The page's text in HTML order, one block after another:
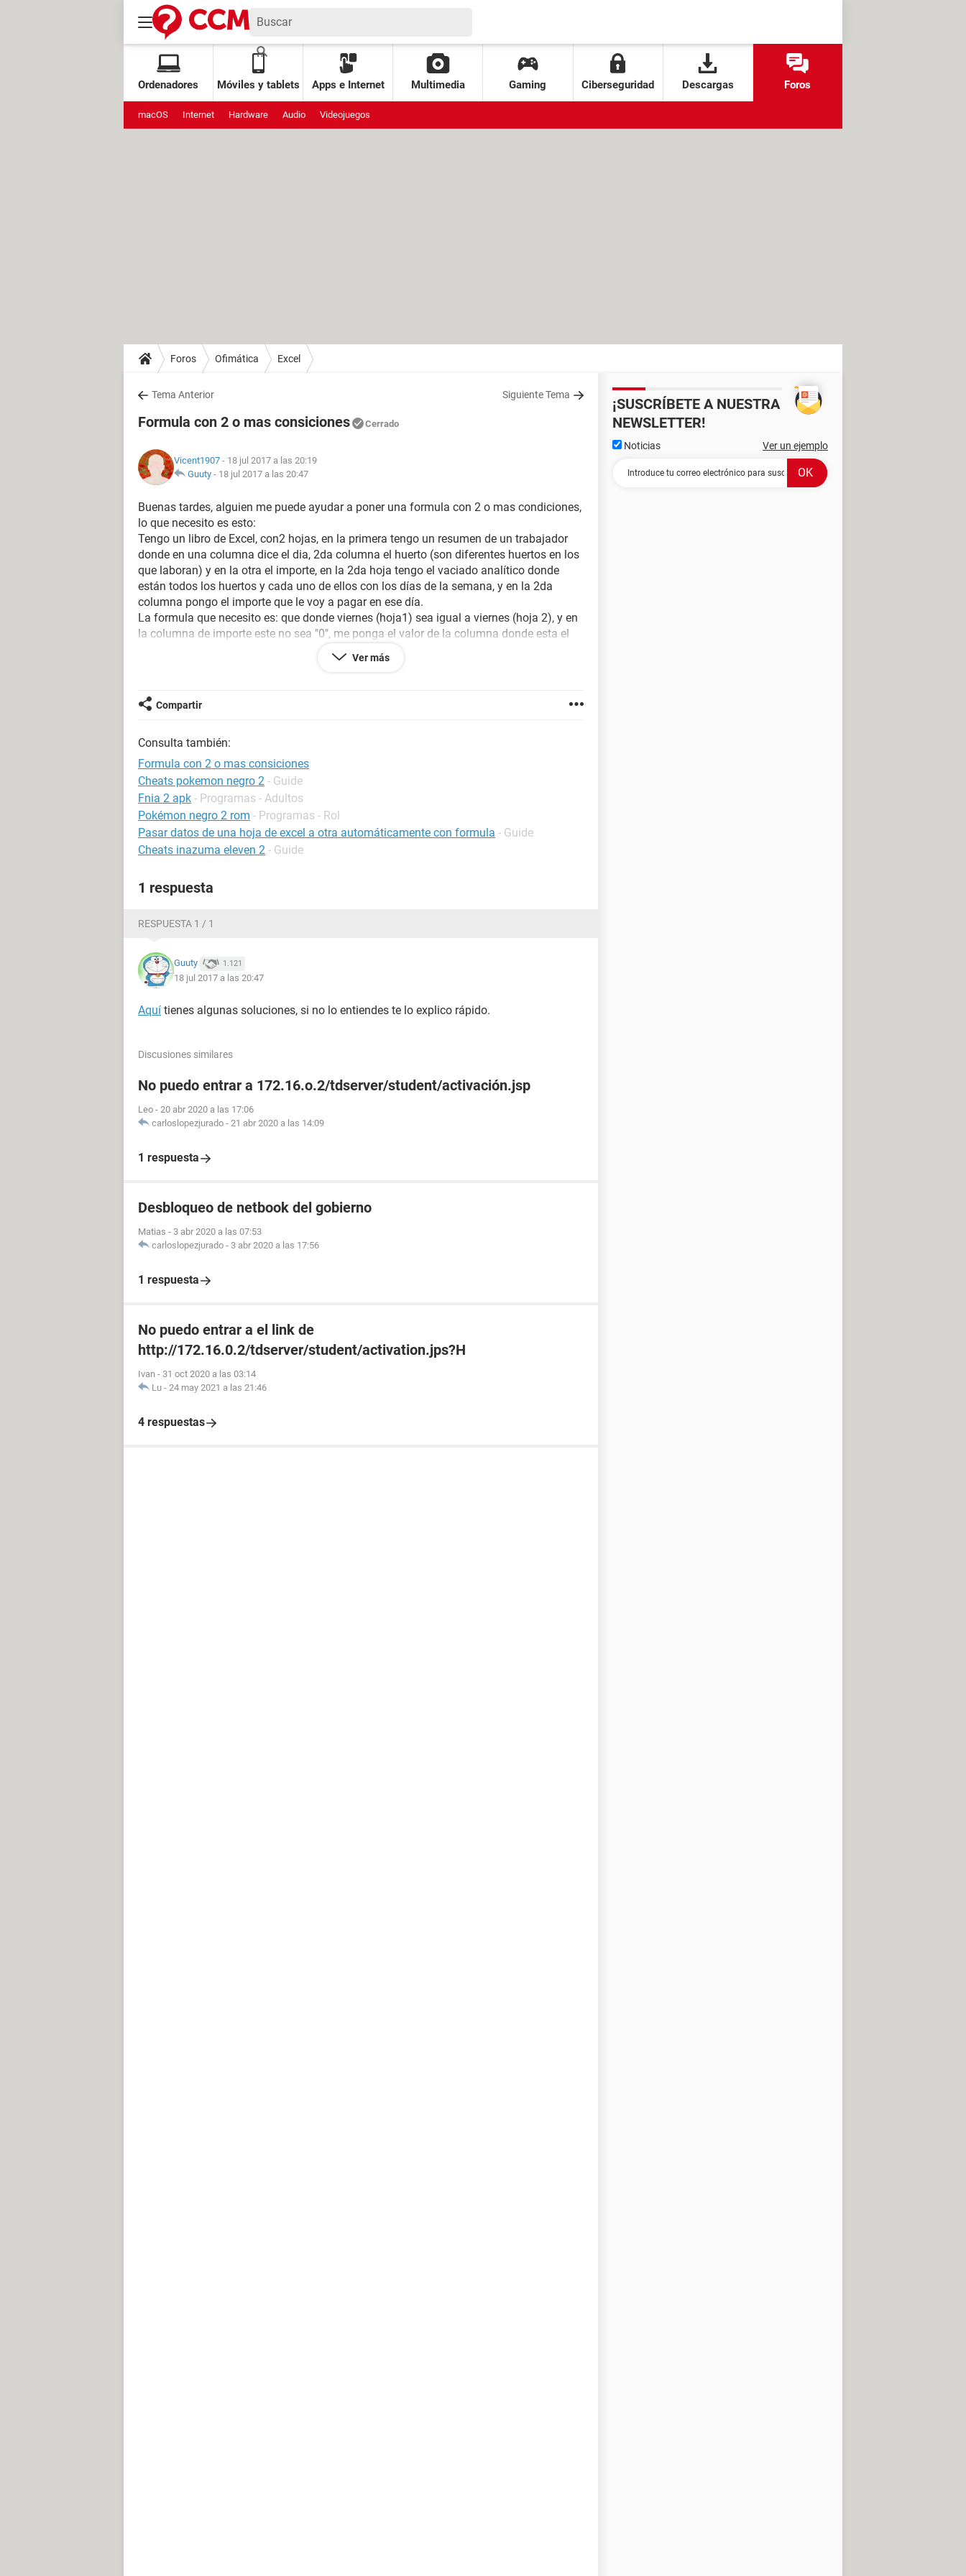
Ordenadores Móviles y tablets Apps e Internet Multimedia Gaming Ciberseguridad Descargas Foros
macOS Internet Hardware Audio Videojuegos
Foros Ofimática Excel
Tema Anterior Siguiente Tema
Formula con 2 o mas consiciones Cerrado
Vicent1907 - 18 jul 2017 a las 20:19
Guuty - 18 jul 2017 a las 20:47
Buenas tardes, alguien me puede ayudar a poner una formula con 2 o mas condiciones,
lo que necesito es esto:
Tengo un libro de Excel, con2 hojas, en la primera tengo un resumen de un trabajador
donde en una columna dice el dia, 2da columna el huerto (son diferentes huertos en los
que laboran) y en la otra el importe, en la 2da hoja tengo el vaciado analítico donde
están todos los huertos y cada uno de ellos con los días de la semana, y en la 2da
columna pongo el importe que le voy a pagar en ese día.
La formula que necesito es: que donde viernes (hoja1) sea igual a viernes (hoja 2), y en
la columna de importe este no sea "0", me ponga el valor de la columna donde esta el
Si alguien me puede apoyar se lo voy a agradecer.
Ver más
Compartir
Consulta también:
Formula con 2 o mas consiciones
Cheats pokemon negro 2 - Guide
Fnia 2 apk - Programas - Adultos
Pokémon negro 2 rom - Programas - Rol
Pasar datos de una hoja de excel a otra automáticamente con formula - Guide
Cheats inazuma eleven 2 - Guide
1 respuesta
RESPUESTA 1 / 1
Guuty 1.121
18 jul 2017 a las 20:47
Aquí tienes algunas soluciones, si no lo entiendes te lo explico rápido.
Discusiones similares
No puedo entrar a 172.16.o.2/tdserver/student/activación.jsp
Leo - 20 abr 2020 a las 17:06
carloslopezjurado - 21 abr 2020 a las 14:09
1 respuesta
Desbloqueo de netbook del gobierno
Matias - 3 abr 2020 a las 07:53
carloslopezjurado - 3 abr 2020 a las 17:56
1 respuesta
No puedo entrar a el link de
http://172.16.0.2/tdserver/student/activation.jps?H
Ivan - 31 oct 2020 a las 03:14
Lu - 24 may 2021 a las 21:46
4 respuestas
¡SUSCRÍBETE A NUESTRA
NEWSLETTER!
Noticias Ver un ejemplo